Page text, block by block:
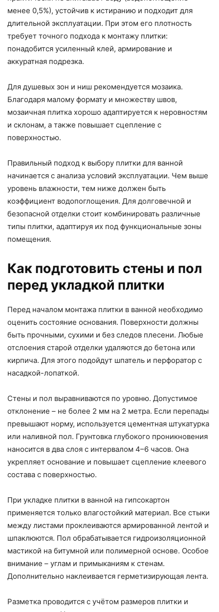
менее 0,5%), устойчив к истиранию и подходит для
длительной эксплуатации. При этом его плотность
требует точного подхода к монтажу плитки:
понадобится усиленный клей, армирование и
аккуратная подрезка.
Для душевых зон и ниш рекомендуется мозаика.
Благодаря малому формату и множеству швов,
мозаичная плитка хорошо адаптируется к неровностям
и склонам, а также повышает сцепление с
поверхностью.
Правильный подход к выбору плитки для ванной
начинается с анализа условий эксплуатации. Чем выше
уровень влажности, тем ниже должен быть
коэффициент водопоглощения. Для долговечной и
безопасной отделки стоит комбинировать различные
типы плитки, адаптируя их под функциональные зоны
помещения.
Как подготовить стены и пол
перед укладкой плитки
Перед началом монтажа плитки в ванной необходимо
оценить состояние основания. Поверхности должны
быть прочными, сухими и без следов плесени. Любые
отслоения старой отделки удаляются до бетона или
кирпича. Для этого подойдут шпатель и перфоратор с
насадкой-лопаткой.
Стены и пол выравниваются по уровню. Допустимое
отклонение – не более 2 мм на 2 метра. Если перепады
превышают норму, используется цементная штукатурка
или наливной пол. Грунтовка глубокого проникновения
наносится в два слоя с интервалом 4–6 часов. Она
укрепляет основание и повышает сцепление клеевого
состава с поверхностью.
При укладке плитки в ванной на гипсокартон
применяется только влагостойкий материал. Все стыки
между листами проклеиваются армированной лентой и
шпаклюются. Пол обрабатывается гидроизоляционной
мастикой на битумной или полимерной основе. Особое
внимание – углам и примыканиям к стенам.
Дополнительно наклеивается герметизирующая лента.
Разметка проводится с учётом размеров плитки и